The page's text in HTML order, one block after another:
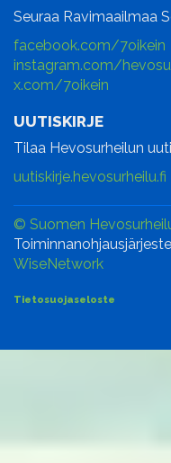
Seuraa Ravimaailmaa
facebook.com/7oikein
instagram.com/
x.com/7oikein
UUTISKIRJE
Tilaa Hevosurheilun
uutiskirje.hevosurheilu.fi
© Suomen
WiseNetwork
Tietosuojaseloste